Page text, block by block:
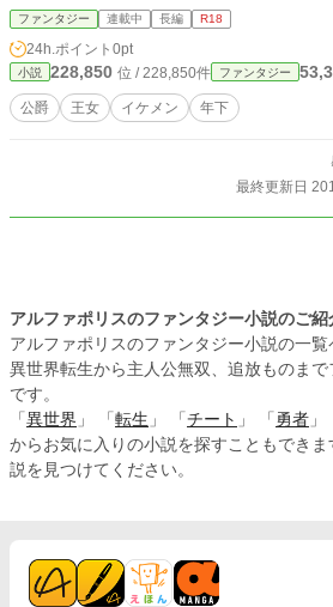
は見合いがくるたびに断っていたのだ。 だが今夜
が開かれる。 どうせ自分は壁の花…？なのに両親
為だけの夜会なのに…と不服ながらも出席した夜
ファンタジー 連載中 長編 R18
24h.ポイント 0pt
小説 228,850 位 / 228,850件 ファンタジー
公爵 王女 イケメン 年下
最終更新日
アルファポリスのファンタジー小説のご紹
アルファポリスのファンタジー小説の一覧
異世界転生から主人公無双、追放ものま
です。
「 異世界 」 「 転生 」 「 チート 」 「 勇者 」
からお気に入りの小説を探すこともでき
説を見つけてください。